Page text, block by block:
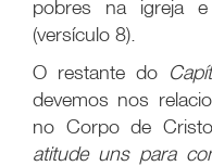
pobres na igreja
(versículo 8).
O restante do
devemos nos
no Corpo de
atitude uns para